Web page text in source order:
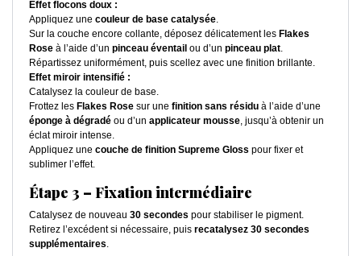
Effet flocons doux :
Appliquez une couleur de base catalysée.
Sur la couche encore collante, déposez délicatement les Flakes
Rose à l’aide d’un pinceau éventail ou d’un pinceau plat.
Répartissez uniformément, puis scellez avec une finition brillante.
Effet miroir intensifié :
Catalysez la couleur de base.
Frottez les Flakes Rose sur une finition sans résidu à l’aide d’une
éponge à dégradé ou d’un applicateur mousse, jusqu’à obtenir un
éclat miroir intense.
Appliquez une couche de finition Supreme Gloss pour fixer et
sublimer l’effet.
Étape 3 – Fixation intermédiaire
Catalysez de nouveau 30 secondes pour stabiliser le pigment.
Retirez l’excédent si nécessaire, puis recatalysez 30 secondes
supplémentaires.